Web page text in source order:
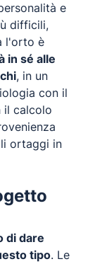
e
difficili,
l'orto è
in sé alle
, in un
con il
il calcolo
ortaggi in
di dare
tipo. Le